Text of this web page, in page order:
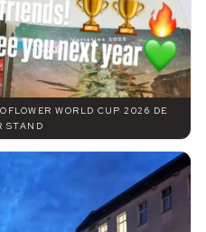
WORLD CUP 2026 DE
STAND